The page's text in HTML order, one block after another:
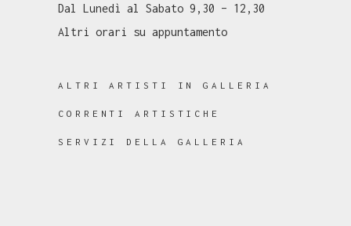
Dal Lunedì al Sabato 9,30 – 12,30
Altri orari su appuntamento
ALTRI ARTISTI IN GALLERIA
CORRENTI ARTISTICHE
SERVIZI DELLA GALLERIA